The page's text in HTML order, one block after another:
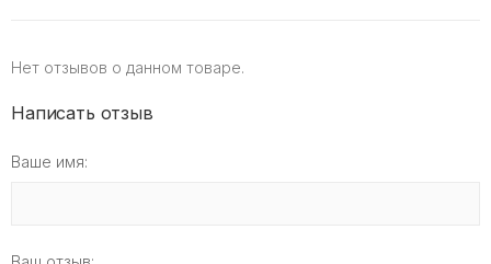
Нет отзывов о данном товаре.
Написать отзыв
Ваше имя: